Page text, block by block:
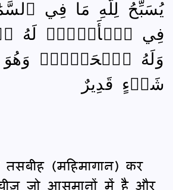
يُسَبِّحُ لِلَّهِ مَا فِي
فِي ٱلۡأَرۡضِۖ لَهُ
وَلَهُ ٱلۡحَمۡدُۖ وَهُوَ
شَيۡءٍ قَدِيرٌ
(महिमागान) कर
जो आसमानों में है और